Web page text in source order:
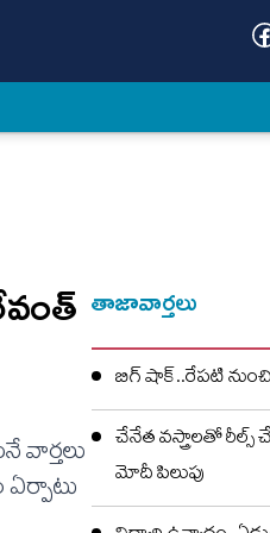
వార్తలు
తాజావార్తలు
బిగ్ షాక్..రేపటి నుంచి
చేనేత వస్త్రాలతో
మోదీ పిలుపు